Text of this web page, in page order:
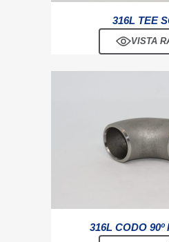
316L TEE
VISTA
316L CODO 90º